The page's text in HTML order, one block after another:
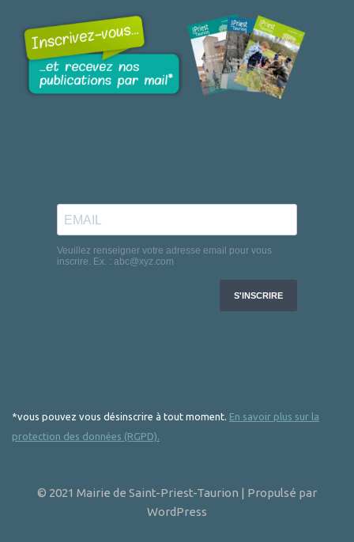
*vous pouvez vous désinscrire à tout moment. En savoir plus sur la
protection des données (RGPD).
© 2021 Mairie de Saint-Priest-Taurion | Propulsé par
WordPress